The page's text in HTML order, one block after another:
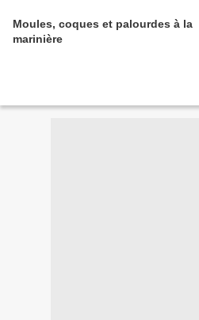
Moules, coques et palourdes à la
marinière